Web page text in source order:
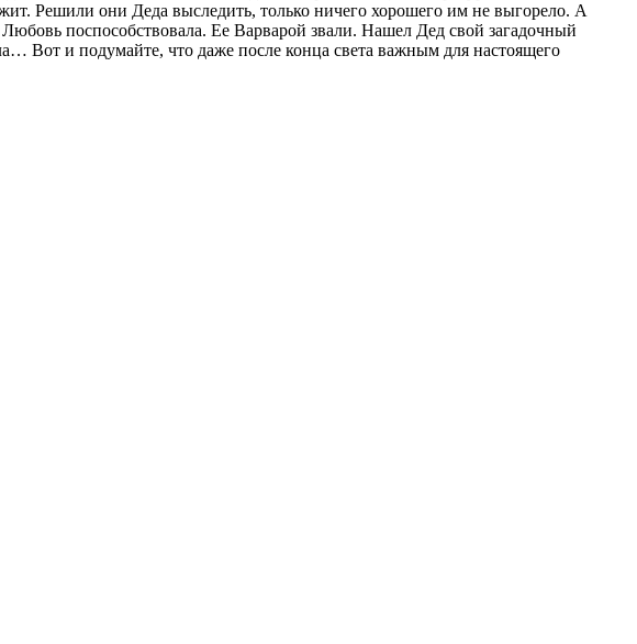
Решили они Деда выследить, только ничего хорошего им не выгорело. А
поспособствовала. Ее Варварой звали. Нашел Дед свой загадочный
Вот и подумайте, что даже после конца света важным для настоящего